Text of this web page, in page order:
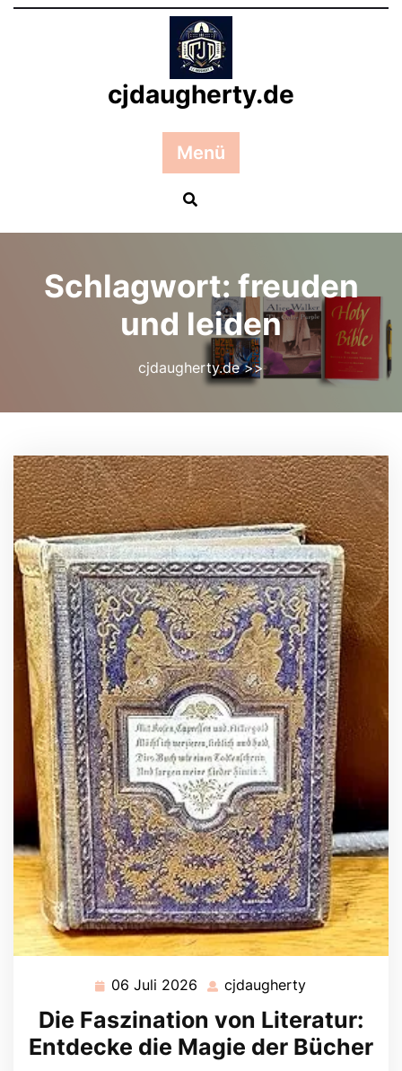
Zum
cjdaugherty.de
Menü
Schlagwort: freuden
und leiden
cjdaugherty.de>>
06 Juli 2026 06
2026
cjdaugherty
Die Faszination von Literatur:
Entdecke die Magie der Bücher